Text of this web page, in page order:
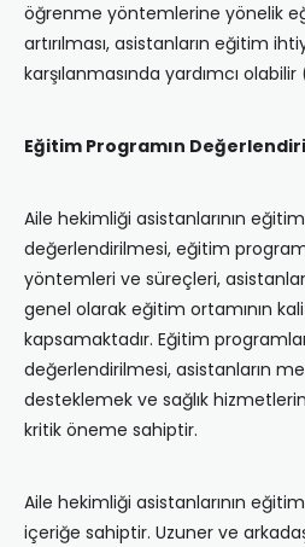
öğrenme yöntemlerine yönelik
artırılması, asistanların eğitim
karşılanmasında yardımcı olabilir
Eğitim Programın
Aile hekimliği asistanlarının
değerlendirilmesi, eğitim
yöntemleri ve süreçleri,
genel olarak eğitim ortamının
kapsamaktadır. Eğitim
değerlendirilmesi, asistanların
desteklemek ve sağlık
kritik öneme sahiptir.
Aile hekimliği asistanlarının
içeriğe sahiptir. Uzuner ve